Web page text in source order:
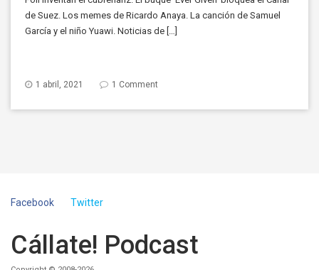
de Suez. Los memes de Ricardo Anaya. La canción de Samuel
García y el niño Yuawi. Noticias de […]
1 abril, 2021 1 Comment
Facebook Twitter
Cállate! Podcast